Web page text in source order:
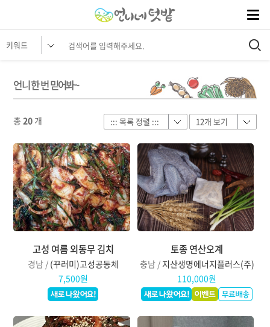
언니 한 번 믿어봐~
총20 개
고성 여름 외동무 김치
경남 / (꾸러미)고성공동체
7,500원
토종 연산오계
충남 / 지산생명에너지플러스(주)
110,000원